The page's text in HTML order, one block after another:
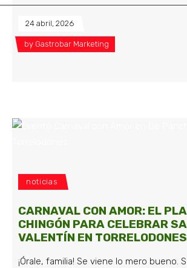
24 abril, 2026
by Gastrobar Marketing
noticias
CARNAVAL CON AMOR: EL
CHINGÓN PARA CELEBRAR
VALENTÍN EN TORRELODONES
¡Órale, familia! Se viene lo mero bueno.